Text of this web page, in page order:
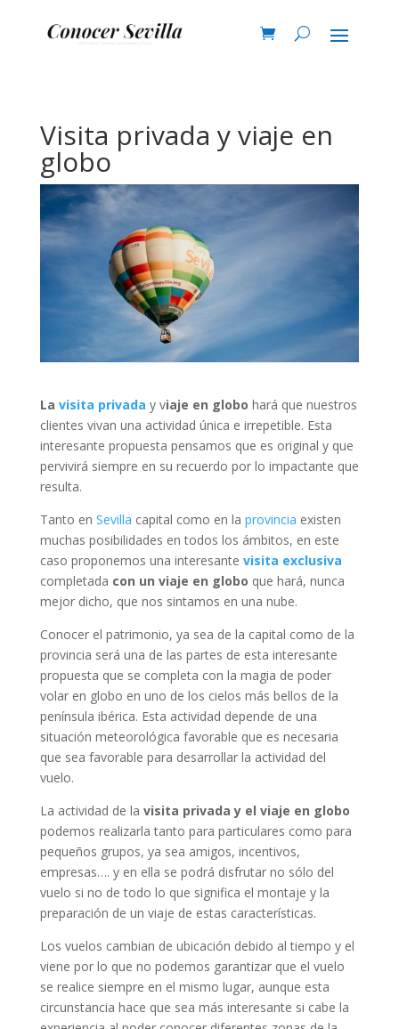
Visita privada y viaje en
globo
La visita privada y viaje en globo hará que nuestros
clientes vivan una actividad única e irrepetible. Esta
interesante propuesta pensamos que es original y que
pervivirá siempre en su recuerdo por lo impactante que
resulta.
Tanto en Sevilla capital como en la provincia existen
muchas posibilidades en todos los ámbitos, en este
caso proponemos una interesante visita exclusiva
completada con un viaje en globo que hará, nunca
mejor dicho, que nos sintamos en una nube.
Conocer el patrimonio, ya sea de la capital como de la
provincia será una de las partes de esta interesante
propuesta que se completa con la magia de poder
volar en globo en uno de los cielos más bellos de la
península ibérica. Esta actividad depende de una
situación meteorológica favorable que es necesaria
que sea favorable para desarrollar la actividad del
vuelo.
La actividad de la visita privada y el viaje en globo
podemos realizarla tanto para particulares como para
pequeños grupos, ya sea amigos, incentivos,
empresas…. y en ella se podrá disfrutar no sólo del
vuelo si no de todo lo que significa el montaje y la
preparación de un viaje de estas características.
Los vuelos cambian de ubicación debido al tiempo y el
viene por lo que no podemos garantizar que el vuelo
se realice siempre en el mismo lugar, aunque esta
circunstancia hace que sea más interesante si cabe la